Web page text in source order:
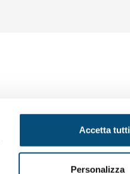
Accetta tutti
Personalizza